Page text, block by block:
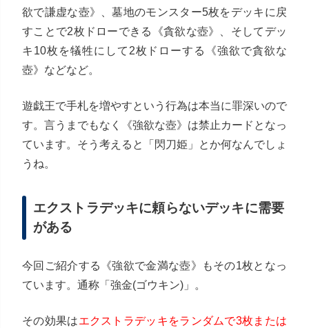
欲で謙虚な壺》、墓地のモンスター5枚をデッキに戻
すことで2枚ドローできる《貪欲な壺》、そしてデッ
キ10枚を犠牲にして2枚ドローする《強欲で貪欲な
壺》などなど。
遊戯王で手札を増やすという行為は本当に罪深いので
す。言うまでもなく《強欲な壺》は禁止カードとなっ
ています。そう考えると「閃刀姫」とか何なんでしょ
うね。
エクストラデッキに頼らないデッキに需要
がある
今回ご紹介する《強欲で金満な壺》もその1枚となっ
ています。通称「強金(ゴウキン)」。
その効果はエクストラデッキをランダムで3枚または